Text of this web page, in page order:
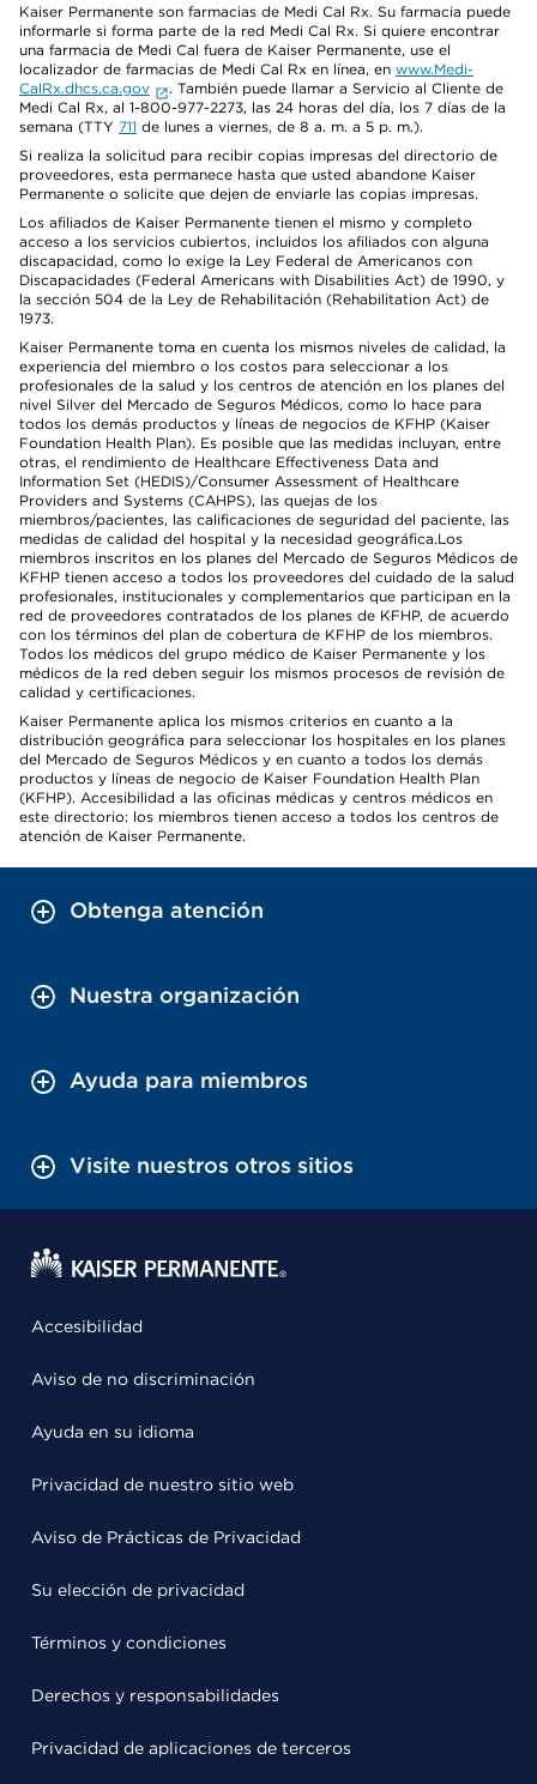
Kaiser Permanente son farmacias de Medi Cal Rx. Su farmacia puede
informarle si forma parte de la red Medi Cal Rx. Si quiere encontrar
una farmacia de Medi Cal fuera de Kaiser Permanente, use el
localizador de farmacias de Medi Cal Rx en línea, en www.Medi-
CalRx.dhcs.ca.gov
. También puede llamar a Servicio al Cliente de
Medi Cal Rx, al 1-800-977-2273, las 24 horas del día, los 7 días de la
semana (TTY 711 de lunes a viernes, de 8 a. m. a 5 p. m.).
Si realiza la solicitud para recibir copias impresas del directorio de
proveedores, esta permanece hasta que usted abandone Kaiser
Permanente o solicite que dejen de enviarle las copias impresas.
Los afiliados de Kaiser Permanente tienen el mismo y completo
acceso a los servicios cubiertos, incluidos los afiliados con alguna
discapacidad, como lo exige la Ley Federal de Americanos con
Discapacidades (Federal Americans with Disabilities Act) de 1990, y
la sección 504 de la Ley de Rehabilitación (Rehabilitation Act) de
1973.
Kaiser Permanente toma en cuenta los mismos niveles de calidad, la
experiencia del miembro o los costos para seleccionar a los
profesionales de la salud y los centros de atención en los planes del
nivel Silver del Mercado de Seguros Médicos, como lo hace para
todos los demás productos y líneas de negocios de KFHP (Kaiser
Foundation Health Plan). Es posible que las medidas incluyan, entre
otras, el rendimiento de Healthcare Effectiveness Data and
Information Set (HEDIS)/Consumer Assessment of Healthcare
Providers and Systems (CAHPS), las quejas de los
miembros/pacientes, las calificaciones de seguridad del paciente, las
medidas de calidad del hospital y la necesidad geográfica.Los
miembros inscritos en los planes del Mercado de Seguros Médicos de
KFHP tienen acceso a todos los proveedores del cuidado de la salud
profesionales, institucionales y complementarios que participan en la
red de proveedores contratados de los planes de KFHP, de acuerdo
con los términos del plan de cobertura de KFHP de los miembros.
Todos los médicos del grupo médico de Kaiser Permanente y los
médicos de la red deben seguir los mismos procesos de revisión de
calidad y certificaciones.
Kaiser Permanente aplica los mismos criterios en cuanto a la
distribución geográfica para seleccionar los hospitales en los planes
del Mercado de Seguros Médicos y en cuanto a todos los demás
productos y líneas de negocio de Kaiser Foundation Health Plan
(KFHP). Accesibilidad a las oficinas médicas y centros médicos en
este directorio: los miembros tienen acceso a todos los centros de
atención de Kaiser Permanente.
Obtenga atención
Nuestra organización
Ayuda para miembros
Visite nuestros otros sitios
Accesibilidad
Aviso de no discriminación
Ayuda en su idioma
Privacidad de nuestro sitio web
Aviso de Prácticas de Privacidad
Su elección de privacidad
Términos y condiciones
Derechos y responsabilidades
Privacidad de aplicaciones de terceros